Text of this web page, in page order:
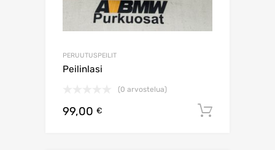
PERUUTUSPEILIT
Peilinlasi
(0 arvostelua)
99,00 €